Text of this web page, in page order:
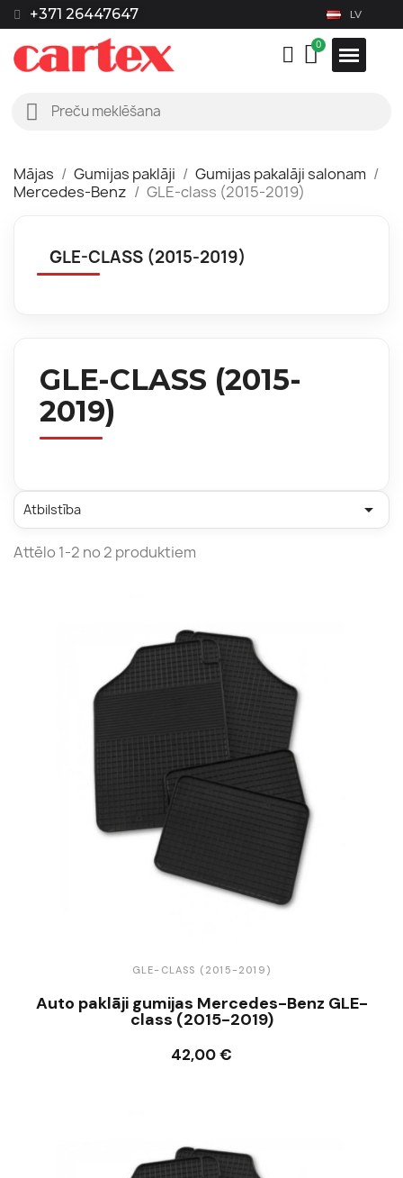
+371 26447647 LV
Mājas Gumijas paklāji
Gumijas pakalāji salonam
Mercedes-Benz
GLE-class (2015-2019)
GLE-CLASS (2015-2019)
GLE-CLASS (2015-
2019)
Atbilstība 
Attēlo 1-2 no 2 produktiem
GLE-CLASS (2015-2019)
Auto paklāji gumijas Mercedes-Benz GLE-
class (2015-2019)
42,00 €
Ielikt grozā